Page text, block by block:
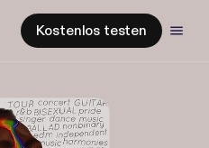
Kostenlos testen